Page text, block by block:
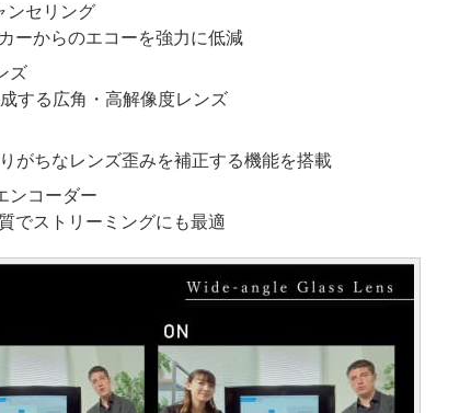
ンセリング
ーからのエコーを強力に低減
ズ
する広角・高解像度レンズ
がちなレンズ歪みを補正する機能を搭載
ンコーダー
でストリーミングにも最適